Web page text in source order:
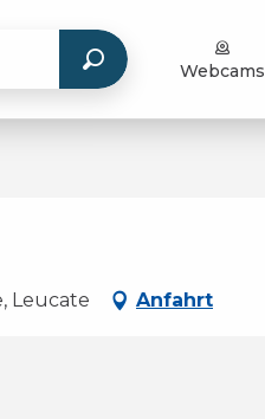
Webcams
Leucate Anfahrt